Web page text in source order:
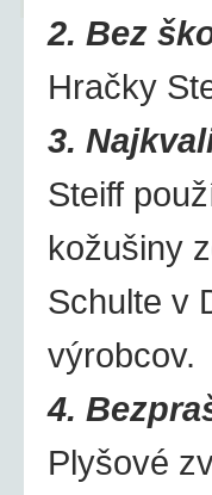
2. Bez
Hračky
3.
Steiff
kožušiny
Schulte v
výrobcov.
4.
Plyšové